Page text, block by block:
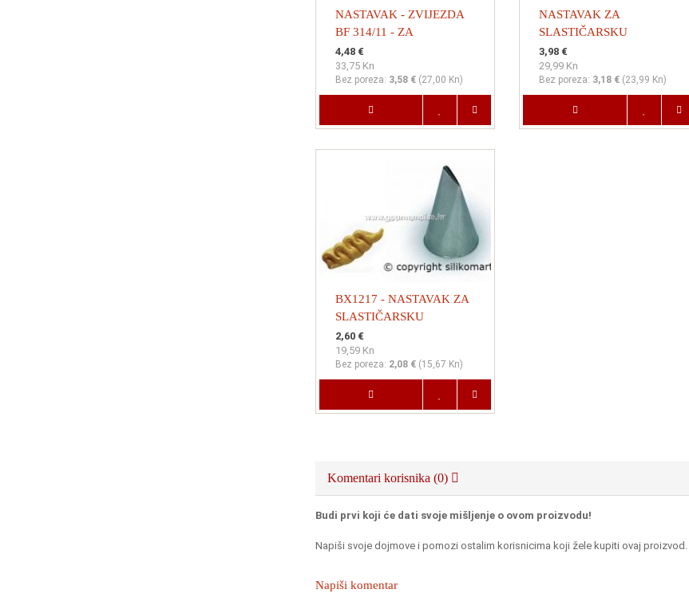
NASTAVAK - ZVIJEZDA
BF 314/11 - ZA
SLASTIČARSKE
VREĆICE, dimenzija
11mm
4,48 €
33,75 Kn
Bez poreza: 3,58 €(27,00 Kn)
NASTAVAK ZA
SLASTIČARSKU
VREĆICU, francuska
zvijezda, 6mm, BF311
3,98 €
29,99 Kn
Bez poreza: 3,18 € (23,99 Kn)
BX1217 - NASTAVAK ZA
SLASTIČARSKU
VREĆICU, 3x17mm, visina
40mm
2,60 €
19,59 Kn
Bez poreza: 2,08 €(15,67 Kn)
Komentari korisnika (0)
Budi prvi koji će dati svoje mišljenje o ovom proizvodu!
Napiši svoje dojmove i pomozi ostalim korisnicima koji žele kupiti ovaj proizvod.
Napiši komentar